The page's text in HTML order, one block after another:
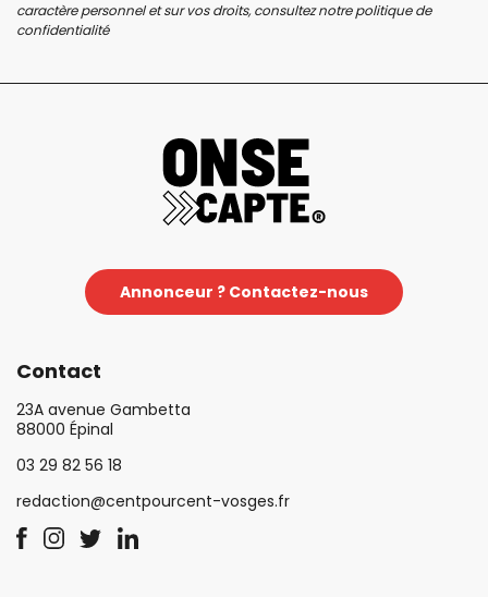
caractère personnel et sur vos droits, consultez notrepolitique de
confidentialité
Annonceur ? Contactez-nous
Contact
23A avenue Gambetta
88000 Épinal
03 29 82 56 18
redaction@centpourcent-vosges.fr